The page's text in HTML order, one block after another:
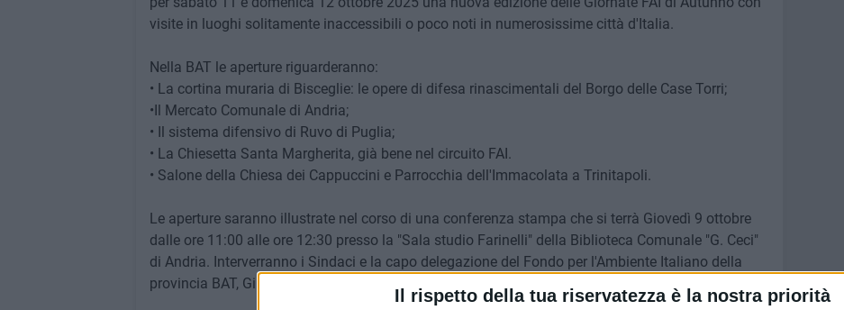
Il rispetto della tua riservatezza è la nostra priorità
visite in luoghi solitamente inaccessibili o poco noti in numerosissime città d'Italia.
Nella BAT le aperture riguarderanno:
• La cortina muraria di Bisceglie: le opere di difesa rinascimentali del Borgo delle Case Torri;
•Il Mercato Comunale di Andria;
• Il sistema difensivo di Ruvo di Puglia;
• La Chiesetta Santa Margherita, già bene nel circuito FAI.
• Salone della Chiesa dei Cappuccini e Parrocchia dell'Immacolata a Trinitapoli.
Le aperture saranno illustrate nel corso di una conferenza stampa che si terrà Giovedì 9 ottobre
dalle ore 11:00 alle ore 12:30 presso la "Sala studio Farinelli" della Biblioteca Comunale "G. Ceci"
di Andria. Interverranno i Sindaci e la capo delegazione del Fondo per l'Ambiente Italiano della
provincia BAT, Giulia Mastrodonato.